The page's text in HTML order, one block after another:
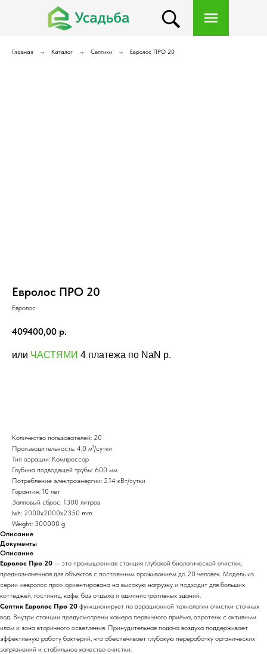
Главная Каталог Септики Евролос ПРО 20
Евролос ПРО 20
Евролос
409400,00 р.
или ЧАСТЯМИ 4 платежа по NaN p.
Количество пользователей: 20
Производительность: 4,0 м³/сутки
Тип аэрации: Компрессор
Глубина подводящей трубы: 600 мм
Потребление электроэнергии: 2.14 кВт/сутки
Гарантия: 10 лет
Залповый сброс: 1300 литров
lwh: 2000x2000x2350 mm
Weight: 300000 g
Описание
Документы
Описание
Евролос Про 20 — это промышленная станция глубокой биологической очистки,
предназначенная для объектов с постоянным проживанием до 20 человек. Модель из
серии «евролос про» ориентирована на высокую нагрузку и подходит для больших
коттеджей, гостиниц, кафе, баз отдыха и административных зданий.
Септик Евролос Про 20 функционирует по аэрационной технологии очистки сточных
вод. Внутри станции предусмотрены камера первичного приёма, аэротенк с активным
илом и зона вторичного осветления. Принудительная подача воздуха поддерживает
эффективную работу бактерий, что обеспечивает глубокую переработку органических
загрязнений и стабильное качество очистки.